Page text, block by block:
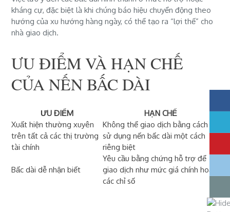
kháng cự, đặc biệt là khi chúng báo hiệu chuyển động theo
hướng của xu hướng hàng ngày, có thể tạo ra “lợi thế” cho
nhà giao dịch.
ƯU ĐIỂM VÀ HẠN CHẾ
CỦA NẾN BẤC DÀI
ƯU ĐIỂM
HẠN CHẾ
Xuất hiện thường xuyên
trên tất cả các thị trường
tài chính
Không thể giao dịch bằng cách
sử dụng nến bấc dài một cách
riêng biệt
Bấc dài dễ nhận biết
Yêu cầu bằng chứng hỗ trợ để
giao dịch như mức giá chính hoặc
các chỉ số